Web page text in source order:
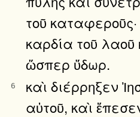
τοῦ καταφεροῦς·
καρδία τοῦ λαοῦ
ὥσπερ ὕδωρ.
6
καὶ διέρρηξεν
αὐτοῦ, καὶ